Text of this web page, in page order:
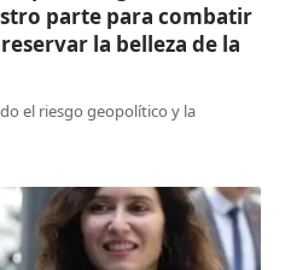
parte para combatir
la belleza de la
el riesgo geopolítico y la